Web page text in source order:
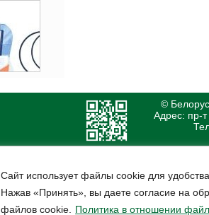
Сайт использует файлы cookie для
Нажав «Принять», вы даете согласие на
файлов cookie.
Политика в отношении
©
Адрес: пр-